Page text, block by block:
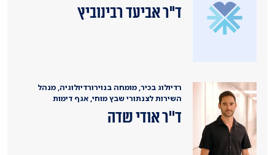
ד"ר אביעד רבינוביץ
רדיולוג בכיר, מומחה בנוירורדיולוגיה, מנהל
השירות לצנתורי שבץ מוחי, אגף דימות
ד''ר אודי שדה